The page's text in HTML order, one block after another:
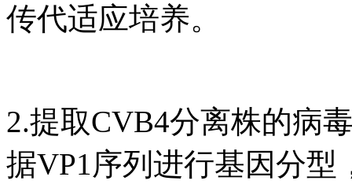
传代适应培养。
2.提取CVB4分离株的病
据VP1序列进行基因分型